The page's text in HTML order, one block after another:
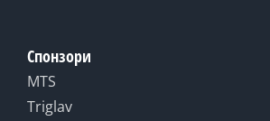
Спонзори
MTS
Triglav